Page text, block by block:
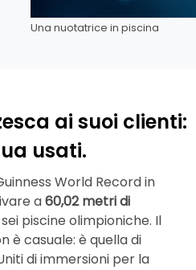
Una nuotatrice in piscina
ai suoi clienti:
usati.
World Record in
a60,02 metri di
piscine olimpioniche. Il
è casuale: è quella di
di immersioni per la